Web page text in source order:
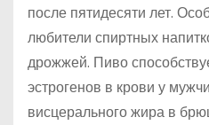
после пятидесяти лет.
любители спиртных
дрожжей. Пиво
эстрогенов в крови у
висцерального жира в